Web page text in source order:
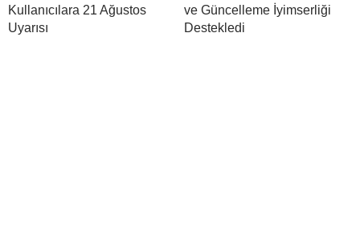
Kullanıcılara 21 Ağustos
Uyarısı
ve Güncelleme İyimserliği
Destekledi